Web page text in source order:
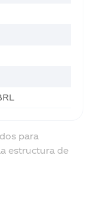
para
estructura de